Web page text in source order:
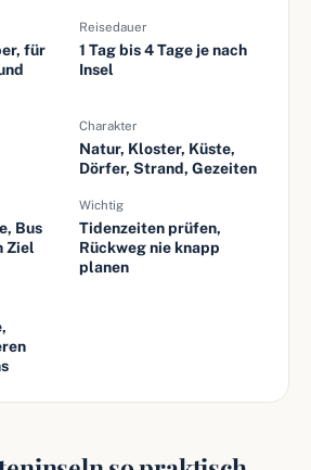
für
Reisedauer
1 Tag bis 4 Tage je nach
Insel
Charakter
Natur, Kloster, Küste,
Dörfer, Strand, Gezeiten
Bus
Ziel
Wichtig
Tidenzeiten prüfen,
Rückweg nie knapp
planen